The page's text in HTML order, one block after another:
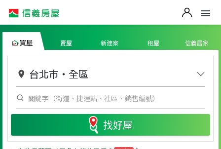
買屋 賣屋 新建案 租屋 信義居家
台北市 ・ 全區
找好屋